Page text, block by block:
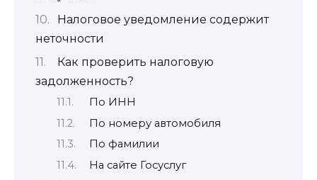
Налоговое уведомление содержит
неточности
Как проверить налоговую
задолженность?
По ИНН
По номеру автомобиля
По фамилии
На сайте Госуслуг